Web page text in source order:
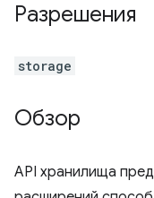
Разрешения
storage
Обзор
API хранилища